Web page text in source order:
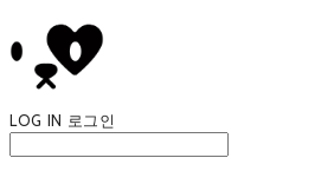
LOG IN 로그인